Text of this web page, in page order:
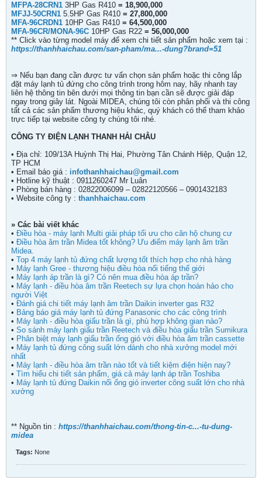
MFPA-28CRN1 3HP Gas R410 = 18,900,000
MFJJ-50CRN1 5.5HP Gas R410 = 27,800,000
MFA-96CRDN1 10HP Gas R410 = 64,500,000
MFA-96CR/MONA-96C 10HP Gas R22 = 56,000,000
** Click vào từng model máy để xem chi tiết sản phẩm hoặc xem tại :
https://thanhhaichau.com/san-pham/ma...-dung?brand=51
⇒ Nếu bạn đang cần được tư vấn chọn sản phẩm hoặc thi công lắp
đặt máy lạnh tủ đứng cho công trình trong hôm nay, hãy nhanh tay
liên hệ thông tin bên dưới mọi thông tin bạn cần sẽ được giải đáp
ngay trong giây lát. Ngoài MIDEA, chúng tôi còn phân phối và thi công
tất cả các sản phẩm thương hiệu khác, quý khách có thể tham khảo
trực tiếp tại website công ty chúng tôi nhé.
CÔNG TY ĐIỆN LẠNH THANH HẢI CHÂU
• Địa chỉ: 109/13A Huỳnh Thị Hai, Phường Tân Chánh Hiệp, Quận 12,
TP HCM
• Email báo giá : infothanhhaichau@gmail.com
• Hotline kỹ thuật : 0911260247 Mr Luân
• Phòng bán hàng : 02822006099 – 02822120566 – 0901432183
• Website công ty : thanhhaichau.com
» Các bài viết khác
• Điều hòa - máy lạnh Multi giải pháp tối ưu cho căn hộ chung cư
• Điều hòa âm trần Midea tốt không? Ưu điểm máy lạnh âm trần
Midea.
• Top 4 máy lạnh tủ đứng chất lượng tốt thích hợp cho nhà hàng
• Máy lạnh Gree - thương hiệu điều hòa nổi tiếng thế giới
• Máy lạnh áp trần là gì? Có nên mua điều hòa áp trần?
• Máy lạnh - điều hòa âm trần Reetech sự lựa chọn hoàn hảo cho
người Việt
• Đánh giá chi tiết máy lạnh âm trần Daikin inverter gas R32
• Bảng báo giá máy lạnh tủ đứng Panasonic cho các công trình
• Máy lạnh - điều hòa giấu trần là gì, phù hợp không gian nào?
• So sánh máy lạnh giấu trần Reetech và điều hòa giấu trần Sumikura
• Phân biệt máy lạnh giấu trần ống gió với điều hòa âm trần cassette
• Máy lạnh tủ đứng công suất lớn dành cho nhà xưởng model mới
nhất
• Máy lạnh - điều hòa âm trần nào tốt và tiết kiệm điện hiện nay?
• Tìm hiểu chi tiết sản phẩm, giá cả máy lạnh áp trần Toshiba
• Máy lạnh tủ đứng Daikin nối ống gió inverter công suất lớn cho nhà
xưởng
** Nguồn tin : https://thanhhaichau.com/thong-tin-c...-tu-dung-
midea
Tags: None